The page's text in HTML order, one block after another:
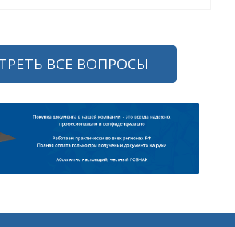
ВСЕ ВОПРОСЫ